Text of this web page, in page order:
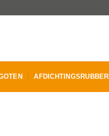
AFDICHTINGSRUBBER